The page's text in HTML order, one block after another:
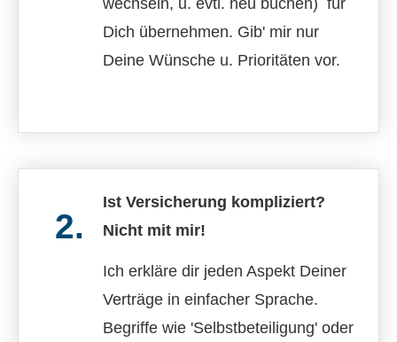
Dich übernehmen. Gib' mir nur
Deine Wünsche u. Prioritäten vor.
2.
Ist Versicherung kompliziert?
Nicht mit mir!
Ich erkläre dir jeden Aspekt Deiner
Verträge in einfacher Sprache.
Begriffe wie 'Selbstbeteiligung' oder